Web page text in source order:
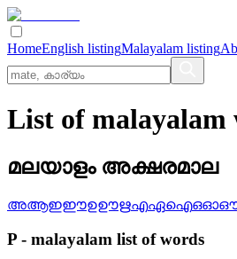
HomeEnglish listingMalayalam listing
List of
മലയാളം അക്ഷരമാല
അആഇഈഉഊഋഎഏഐഒഓ
P - malayalam list of words